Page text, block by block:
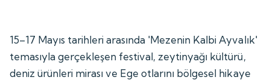
15–17 Mayıs tarihleri arasında 'Mezenin Kalbi Ayvalık'
temasıyla gerçekleşen festival, zeytinyağı kültürü,
deniz ürünleri mirası ve Ege otlarını bölgesel hikaye